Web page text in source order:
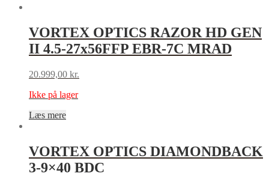
VORTEX OPTICS RAZOR HD GEN
II 4.5-27x56FFP EBR-7C MRAD
20.999,00 kr.
Ikke på lager
Læs mere
VORTEX OPTICS DIAMONDBACK
3-9×40 BDC